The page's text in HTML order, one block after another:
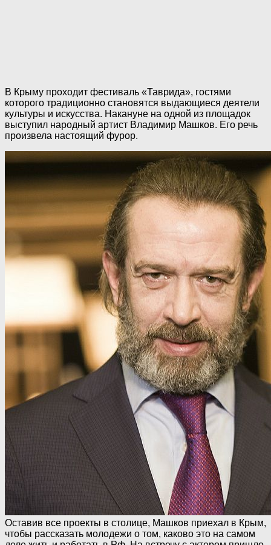
В Крыму проходит фестиваль «Таврида», гостями
которого традиционно становятся выдающиеся деятели
культуры и искусства. Накануне на одной из площадок
выступил народный артист Владимир Машков. Его речь
произвела настоящий фурор.
Оставив все проекты в столице, Машков приехал в Крым,
чтобы рассказать молодежи о том, каково это на самом